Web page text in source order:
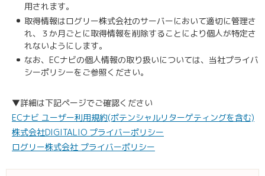
用されます。
取得情報はログリー株式会社のサーバーにおいて適切に管理さ
れ、３か月ごとに取得情報を削除することにより個人が特定さ
れないようにします。
なお、ECナビの個人情報の取り扱いについては、当社プライバ
シーポリシーをご参照ください。
▼詳細は下記ページでご確認ください
ECナビ ユーザー利用規約(ポテンシャルリターゲティングを含む)
株式会社DIGITALIO プライバーポリシー
ログリー株式会社 プライバーポリシー